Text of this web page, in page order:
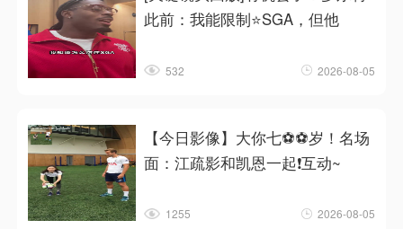
此前：我能限制⭐SGA，但他
532 2026-08-05
【今日影像】大你七⚽⚽岁！名场
面：江疏影和凯恩一起❗互动~
1255 2026-08-05